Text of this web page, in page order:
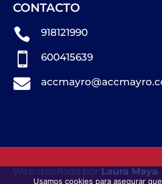
CONTACTO
 918121990
 600415639

Web diseñada por Laura Maya
Usamos cookies para asegurar